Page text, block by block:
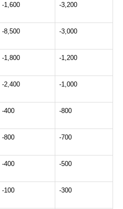
-1,600 -3,200
-8,500 -3,000
-1,800 -1,200
-2,400 -1,000
-400 -800
-800 -700
-400 -500
-100 -300